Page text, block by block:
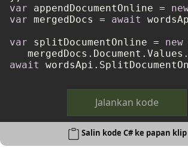
var appendDocumentOnline =
var mergedDocs = await
var splitDocumentOnline = new
await
Jalankan kode
Salin kode C# ke papan klip